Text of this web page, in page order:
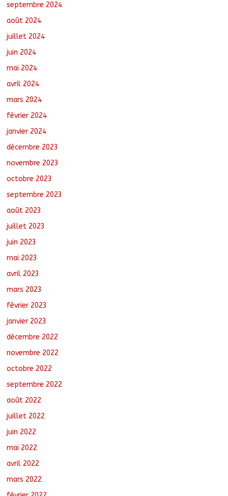
septembre 2024
août 2024
juillet 2024
juin 2024
mai 2024
avril 2024
mars 2024
février 2024
janvier 2024
décembre 2023
novembre 2023
octobre 2023
septembre 2023
août 2023
juillet 2023
juin 2023
mai 2023
avril 2023
mars 2023
février 2023
janvier 2023
décembre 2022
novembre 2022
octobre 2022
septembre 2022
août 2022
juillet 2022
juin 2022
mai 2022
avril 2022
mars 2022